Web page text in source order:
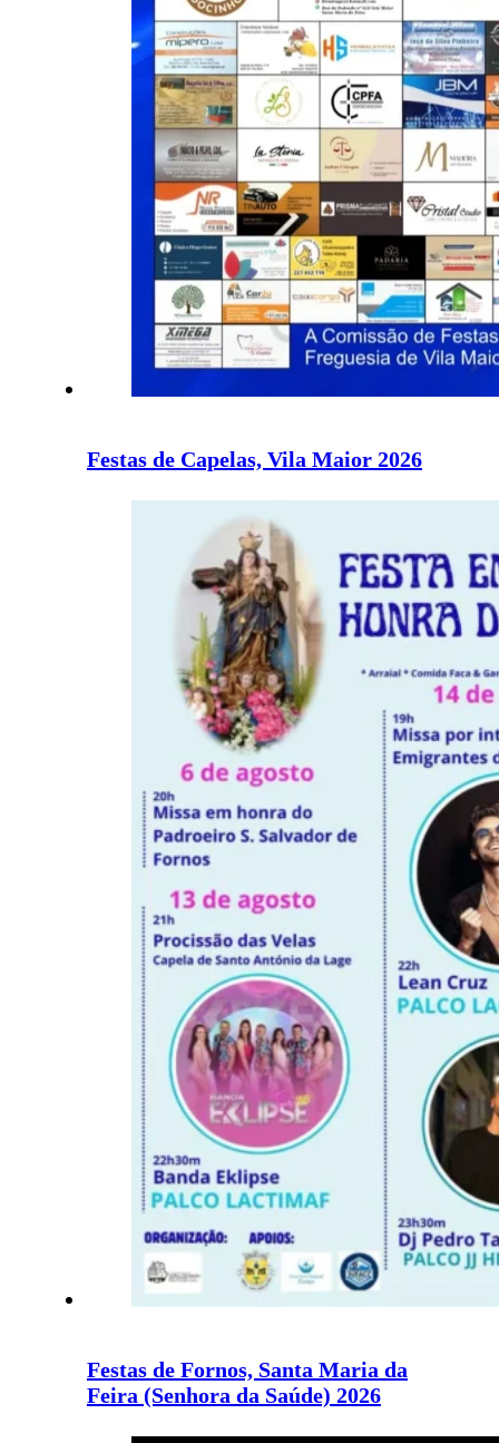
Festas de Capelas, Vila Maior 2026
Festas de Fornos, Santa Maria da
Feira (Senhora da Saúde) 2026